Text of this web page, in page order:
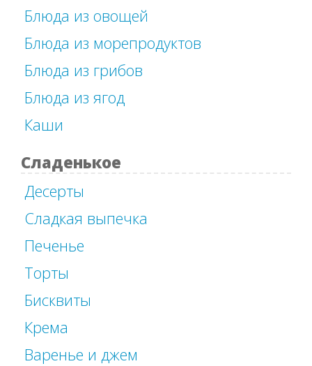
Блюда из овощей
Блюда из морепродуктов
Блюда из грибов
Блюда из ягод
Каши
Сладенькое
Десерты
Сладкая выпечка
Печенье
Торты
Бисквиты
Крема
Варенье и джем